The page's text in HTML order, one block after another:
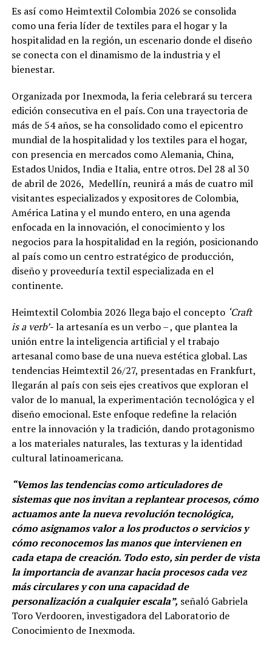
Es así como Heimtextil Colombia 2026 se consolida
como una feria líder de textiles para el hogar y la
hospitalidad en la región, un escenario donde el diseño
se conecta con el dinamismo de la industria y el
bienestar.
Organizada por Inexmoda, la feria celebrará su tercera
edición consecutiva en el país. Con una trayectoria de
más de 54 años, se ha consolidado como el epicentro
mundial de la hospitalidad y los textiles para el hogar,
con presencia en mercados como Alemania, China,
Estados Unidos, India e Italia, entre otros. Del 28 al 30
de abril de 2026, Medellín, reunirá a más de cuatro mil
visitantes especializados y expositores de Colombia,
América Latina y el mundo entero, en una agenda
enfocada en la innovación, el conocimiento y los
negocios para la hospitalidad en la región, posicionando
al país como un centro estratégico de producción,
diseño y proveeduría textil especializada en el
continente.
Heimtextil Colombia 2026 llega bajo el concepto ‘Craft
is a verb’-la artesanía es un verbo – , que plantea la
unión entre la inteligencia artificial y el trabajo
artesanal como base de una nueva estética global. Las
tendencias Heimtextil 26/27, presentadas en Frankfurt,
llegarán al país con seis ejes creativos que exploran el
valor de lo manual, la experimentación tecnológica y el
diseño emocional. Este enfoque redefine la relación
entre la innovación y la tradición, dando protagonismo
a los materiales naturales, las texturas y la identidad
cultural latinoamericana.
“Vemos las tendencias como articuladores de
sistemas que nos invitan a replantear procesos, cómo
actuamos ante la nueva revolución tecnológica,
cómo asignamos valor a los productos o servicios y
cómo reconocemos las manos que intervienen en
cada etapa de creación. Todo esto, sin perder de vista
la importancia de avanzar hacia procesos cada vez
más circulares y con una capacidad de
personalización a cualquier escala”, señaló Gabriela
Toro Verdooren, investigadora del Laboratorio de
Conocimiento de Inexmoda.